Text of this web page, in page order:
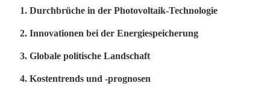
1. Durchbrüche in der Photovoltaik-Technologie
2. Innovationen bei der Energiespeicherung
3. Globale politische Landschaft
4. Kostentrends und -prognosen